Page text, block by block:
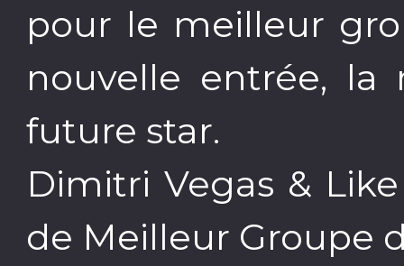
pour le meilleur
nouvelle entrée, la
future star.
Dimitri Vegas &
de Meilleur Groupe